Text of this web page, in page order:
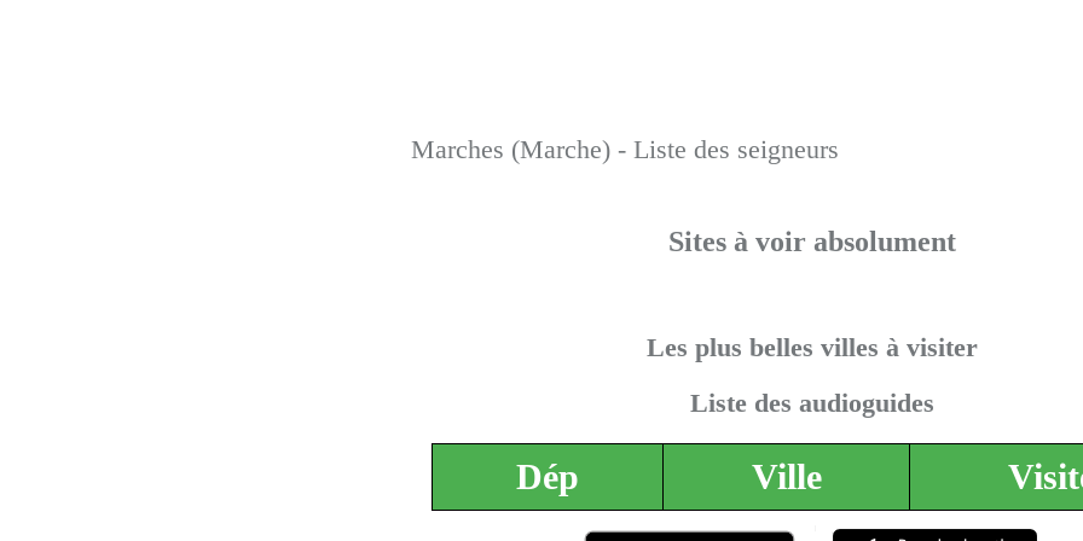
Marches (Marche) - Liste des seigneurs
Sites à voir absolument
Les plus belles villes à visiter
Liste des audioguides
Dép Ville